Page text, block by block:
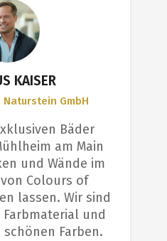
KAISER
Naturstein GmbH
Bäder
am Main
und Wände im
Colours of
lassen. Wir sind
und
Farben.